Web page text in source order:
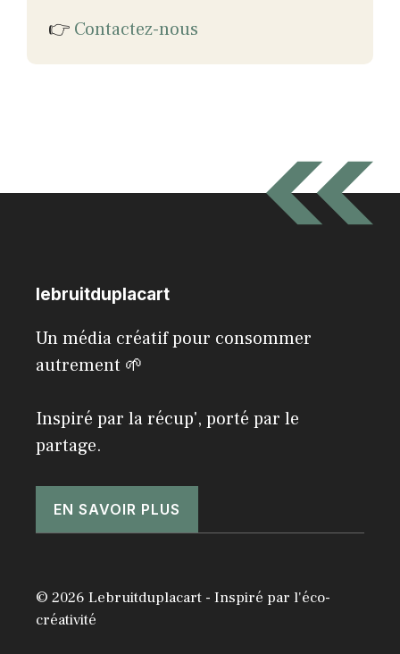
👉 Contactez-nous
lebruitduplacart
Un média créatif pour consommer
autrement 🌱
Inspiré par la récup', porté par le
partage.
EN SAVOIR PLUS
© 2026 Lebruitduplacart - Inspiré par l'éco-
créativité